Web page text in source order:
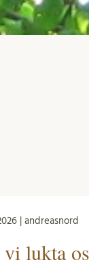
| andreasnord
lukta